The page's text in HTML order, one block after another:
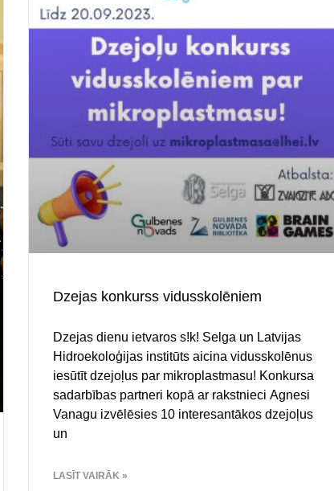
Dzejas konkurss vidusskolēniem
Dzejas dienu ietvaros s!k! Selga un Latvijas
Hidroekoloģijas institūts aicina vidusskolēnus
iesūtīt dzejoļus par mikroplastmasu! Konkursa
sadarbības partneri kopā ar rakstnieci Agnesi
Vanagu izvēlēsies 10 interesantākos dzejoļus
un
LASĪT VAIRĀK »